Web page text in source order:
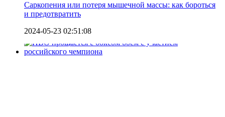
Саркопения или потеря мышечной массы: как бороться
и предотвратить
2024-05-23 02:51:08